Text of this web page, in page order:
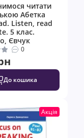
читати
Абетка
Listen, read
5 клас.
Євчук
0
До кошика
Акція